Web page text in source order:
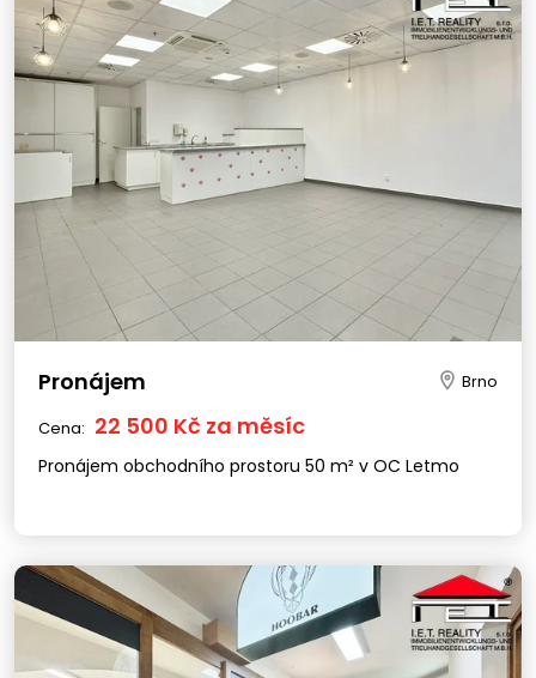
Pronájem Brno
Cena: 22 500 Kč za měsíc
Pronájem obchodního prostoru 50 m² v OC Letmo